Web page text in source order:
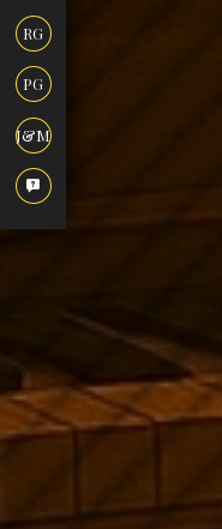
RG
PG
J&M